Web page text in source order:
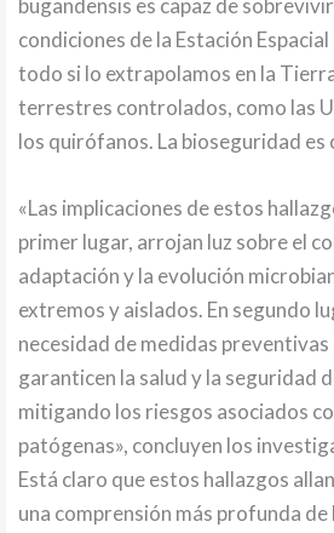
bugandensis es capaz de
condiciones de la Estación
todo si lo extrapolamos en la
terrestres controlados, como las
los quirófanos. La bioseguridad es
«Las implicaciones de estos
primer lugar, arrojan luz sobre el
adaptación y la evolución
extremos y aislados. En segundo
necesidad de medidas
garanticen la salud y la seguridad
mitigando los riesgos asociados
patógenas», concluyen los
Está claro que estos hallazgos
una comprensión más profunda de